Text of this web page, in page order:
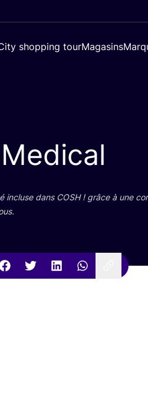
shopping tourMagasins
incluse dans COSH! grâce à une